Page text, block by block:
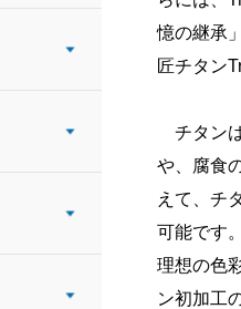
憶の継承
匠チタン
チタン
や、腐食
えて、チ
可能です
理想の色
ン初加工